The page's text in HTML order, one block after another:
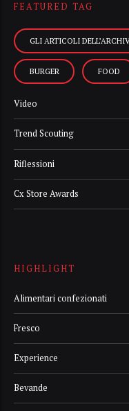
FEATURED TAG
GLI ARTICOLI
BURGER FOOD
Video
Trend Scouting
Riflessioni
Cx Store Awards
HIGHLIGHT
Alimentari confezionati
Fresco
Experience
Bevande